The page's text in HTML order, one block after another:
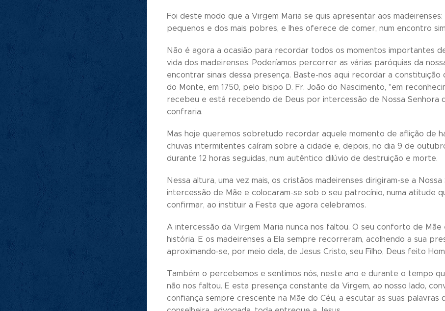
Foi deste modo que a Virgem Maria se quis apresentar aos
pequenos e dos mais pobres, e lhes oferece de comer, num encontro
Não é agora a ocasião para recordar todos os momentos importantes
vida dos madeirenses. Poderíamos percorrer as várias paróquias da
encontrar sinais dessa presença. Baste-nos aqui recordar a
do Monte, em 1750, pelo bispo D. Fr. João do Nascimento, "em
recebeu e está recebendo de Deus por intercessão de Nossa Senhora
confraria.
Mas hoje queremos sobretudo recordar aquele momento de aflição de
chuvas intermitentes caíram sobre a cidade e, depois, no dia 9 de
durante 12 horas seguidas, num autêntico dilúvio de destruição e morte.
Nessa altura, uma vez mais, os cristãos madeirenses dirigiram-se a
intercessão de Mãe e colocaram-se sob o seu patrocínio, numa atitude
confirmar, ao instituir a Festa que agora celebramos.
A intercessão da Virgem Maria nunca nos faltou. O seu conforto de
história. E os madeirenses a Ela sempre recorreram, acolhendo a sua
aproximando-se, por meio dela, de Jesus Cristo, seu Filho, Deus feito
Também o percebemos e sentimos nós, neste ano e durante o tempo
não nos faltou. E esta presença constante da Virgem, ao nosso lado,
confiança sempre crescente na Mãe do Céu, a escutar as suas palavras